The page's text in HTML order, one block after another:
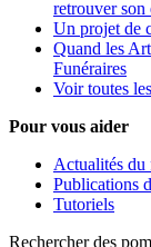
retrouver son
Un projet de
Quand les
Funéraires
Voir toutes
Pour vous aider
Actualités du
Publications
Tutoriels
Rechercher des